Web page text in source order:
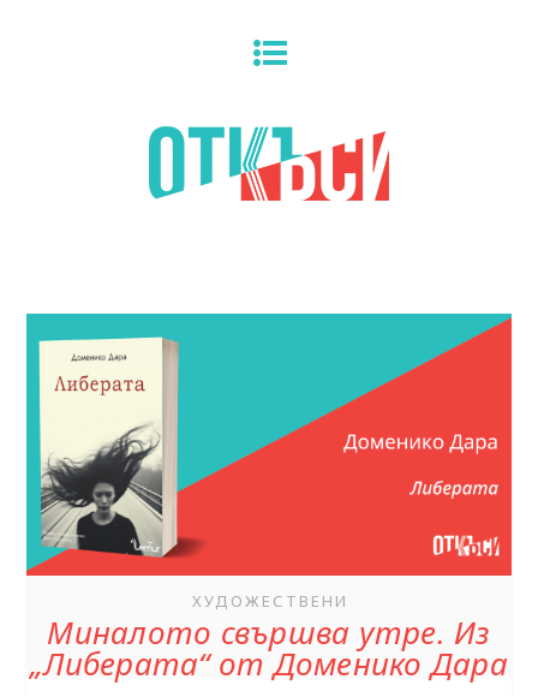
ХУДОЖЕСТВЕНИ
Миналото свършва утре. Из
„Либерата“ от Доменико Дара